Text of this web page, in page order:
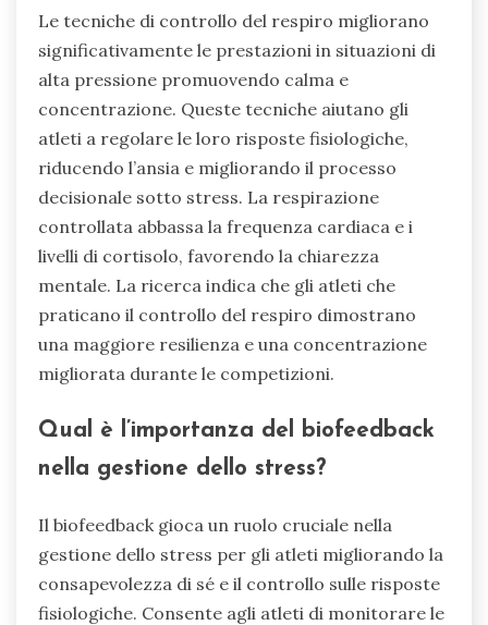
Le tecniche di controllo del respiro migliorano
significativamente le prestazioni in situazioni di
alta pressione promuovendo calma e
concentrazione. Queste tecniche aiutano gli
atleti a regolare le loro risposte fisiologiche,
riducendo l’ansia e migliorando il processo
decisionale sotto stress. La respirazione
controllata abbassa la frequenza cardiaca e i
livelli di cortisolo, favorendo la chiarezza
mentale. La ricerca indica che gli atleti che
praticano il controllo del respiro dimostrano
una maggiore resilienza e una concentrazione
migliorata durante le competizioni.
Qual è l’importanza del biofeedback
nella gestione dello stress?
Il biofeedback gioca un ruolo cruciale nella
gestione dello stress per gli atleti migliorando la
consapevolezza di sé e il controllo sulle risposte
fisiologiche. Consente agli atleti di monitorare le